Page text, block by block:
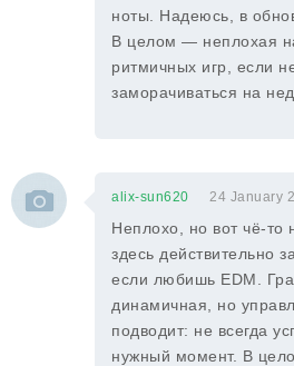
ноты. Надеюсь, в
В целом — неплохая
ритмичных игр, если
заморачиваться на
alix-sun620 24 January
Неплохо, но вот чё-то
здесь действительно
если любишь EDM.
динамичная, но
подводит: не всегда
нужный момент. В